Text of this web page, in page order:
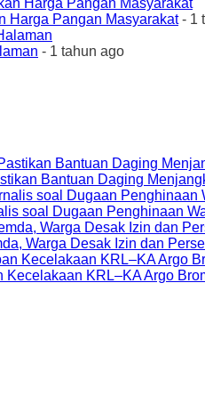
Harga Pangan Masyarakat- 1
- 1 tahun ago
Bantuan Daging
soal Dugaan Penghinaan
Warga Desak Izin dan
KRL–KA Argo